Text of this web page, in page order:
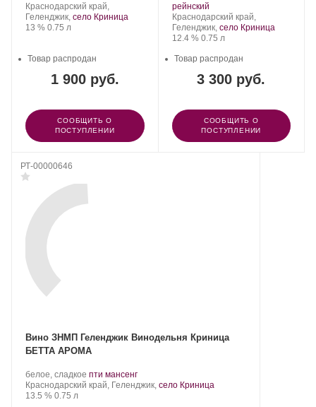
Криница.
Сорт
винограда:
Регион:
Краснодарский край,
Геленджик, село Криница
Крепость
13 %. Объем
0.75 л
1 900 руб.
Товар распродан
СООБЩИТЬ О
ПОСТУПЛЕНИИ
Криница.
винограда:
рейнский.
Регион:
Краснодарский край,
Геленджик, село Криница
Крепость
12.4 %. Объем
0.75 л
3 300 руб.
Товар распродан
СООБЩИТЬ О
ПОСТУПЛЕНИИ
РТ-00000646
Вино ЗНМП Геленджик Винодельня Криница
БЕТТА АРОМА
Производитель:
Криница.
белое, сладкое .
Сорт
пти мансенг.
Регион:
Краснодарский край, Геленджик, село Криница
Крепость
13.5 %. Объем
0.75 л